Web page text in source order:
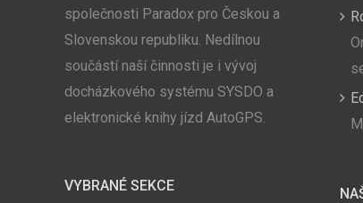
společnosti Paradox pro Českou a
Slovenskou republiku. Nedílnou
součástí naší činnosti je i vývoj
docházkového systému SYSDO a
elektronické knihy jízd AutoGPS.
VYBRANÉ SEKCE